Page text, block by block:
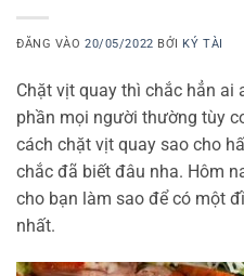
ĐĂNG VÀO20/05/2022 BỞI KÝ TÀI
Chặt vịt quay thì chắc hẳn ai
phần mọi người thường tùy
cách chặt vịt quay sao cho
chắc đã biết đâu nha. Hôm
cho bạn làm sao để có một
nhất.